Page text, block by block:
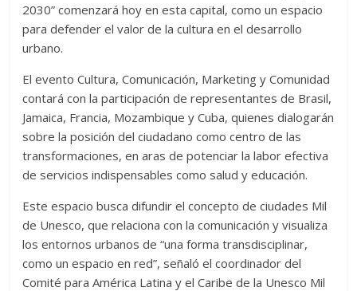
2030” comenzará hoy en esta capital, como un espacio
para defender el valor de la cultura en el desarrollo
urbano.
El evento Cultura, Comunicación, Marketing y Comunidad
contará con la participación de representantes de Brasil,
Jamaica, Francia, Mozambique y Cuba, quienes dialogarán
sobre la posición del ciudadano como centro de las
transformaciones, en aras de potenciar la labor efectiva
de servicios indispensables como salud y educación.
Este espacio busca difundir el concepto de ciudades Mil
de Unesco, que relaciona con la comunicación y visualiza
los entornos urbanos de “una forma transdisciplinar,
como un espacio en red”, señaló el coordinador del
Comité para América Latina y el Caribe de la Unesco Mil